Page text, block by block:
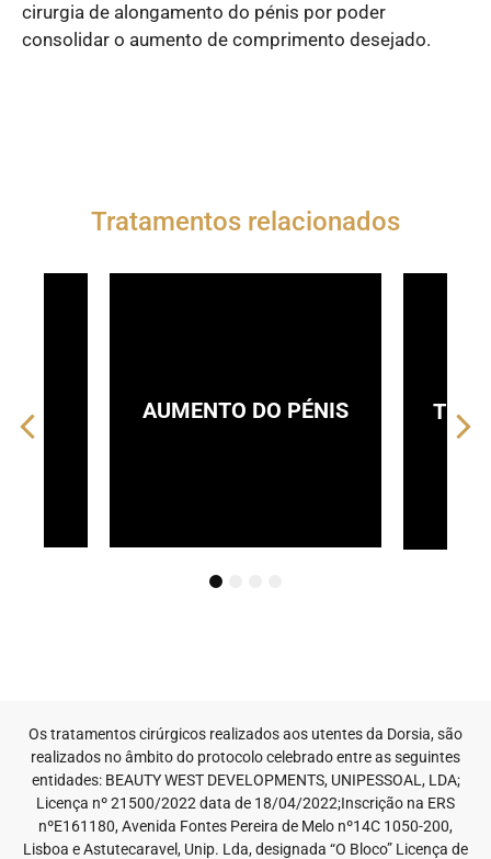
cirurgia de alongamento do pénis por poder
consolidar o aumento de comprimento desejado.
Tratamentos relacionados
AUMENTO DO PÉNIS
4
Os tratamentos cirúrgicos realizados aos utentes da Dorsia, são
realizados no âmbito do protocolo celebrado entre as seguintes
entidades: BEAUTY WEST DEVELOPMENTS, UNIPESSOAL, LDA;
Licença nº 21500/2022 data de 18/04/2022;Inscrição na ERS
nºE161180, Avenida Fontes Pereira de Melo nº14C 1050-200,
Lisboa e Astutecaravel, Unip. Lda, designada “O Bloco” Licença de